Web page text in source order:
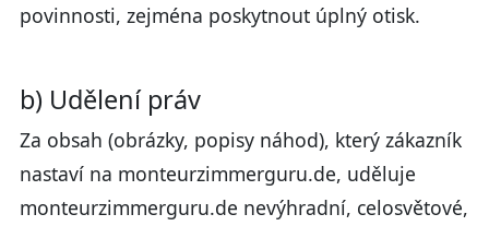
povinnosti, zejména poskytnout úplný otisk.
b) Udělení práv
Za obsah (obrázky, popisy náhod), který zákazník
nastaví na monteurzimmerguru.de, uděluje
monteurzimmerguru.de nevýhradní, celosvětové,